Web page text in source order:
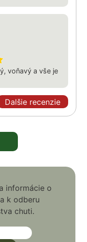
voňavý a vše je
Dalšie recenzie
informácie o
k odberu
chuti.